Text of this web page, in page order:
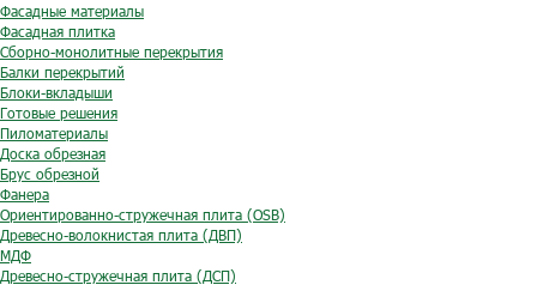
Фасадные материалы
Фасадная плитка
Сборно-монолитные перекрытия
Балки перекрытий
Блоки-вкладыши
Готовые решения
Пиломатериалы
Доска обрезная
Брус обрезной
Фанера
Ориентированно-стружечная плита (OSB)
Древесно-волокнистая плита (ДВП)
МДФ
Древесно-стружечная плита (ДСП)